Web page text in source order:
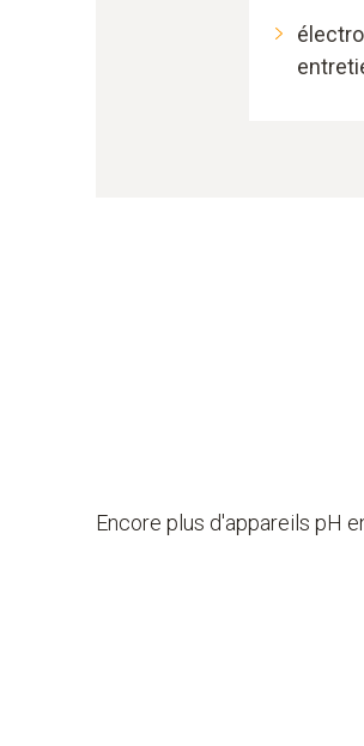
Encore plus d'appareils pH